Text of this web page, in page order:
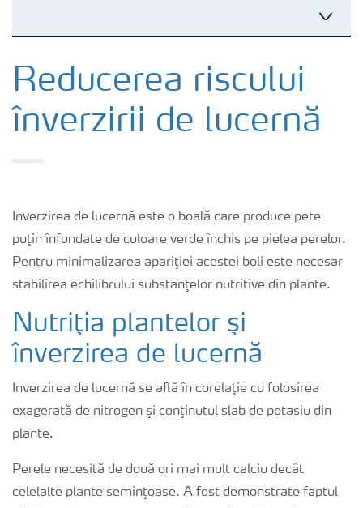
Cultură
Produse
Norme de siguranță
Reducerea riscului
înverzirii de lucernă
Inverzirea de lucernă este o boală care produce pete
puţin înfundate de culoare verde închis pe pielea perelor.
Pentru minimalizarea apariţiei acestei boli este necesar
stabilirea echilibrului substanţelor nutritive din plante.
Nutriţia plantelor şi
înverzirea de lucernă
Inverzirea de lucernă se află în corelaţie cu folosirea
exagerată de nitrogen şi conţinutul slab de potasiu din
plante.
Perele necesită de două ori mai mult calciu decât
celelalte plante seminţoase. A fost demonstrate faptul